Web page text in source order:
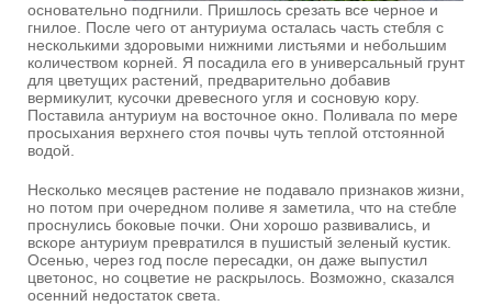
основательно подгнили. Пришлось срезать все черное и
гнилое. После чего от антуриума осталась часть стебля с
несколькими здоровыми нижними листьями и небольшим
количеством корней. Я посадила его в универсальный грунт
для цветущих растений, предварительно добавив
вермикулит, кусочки древесного угля и сосновую кору.
Поставила антуриум на восточное окно. Поливала по мере
просыхания верхнего стоя почвы чуть теплой отстоянной
водой.
Несколько месяцев растение не подавало признаков жизни,
но потом при очередном поливе я заметила, что на стебле
проснулись боковые почки. Они хорошо развивались, и
вскоре антуриум превратился в пушистый зеленый кустик.
Осенью, через год после пересадки, он даже выпустил
цветонос, но соцветие не раскрылось. Возможно, сказался
осенний недостаток света.